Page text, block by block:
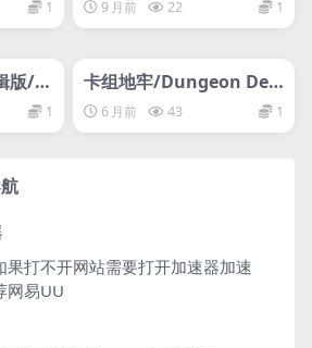
1 9 月前 22 1
载游戏
版/D
DIRE1
网盘下载游戏
卡组地牢/Dungeon Dec
k 6 月前 43 1
果打不开网站需要打开加速器加速
网易UU